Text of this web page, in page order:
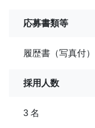
応募書類等
履歴書（写真付
採用人数
3 名